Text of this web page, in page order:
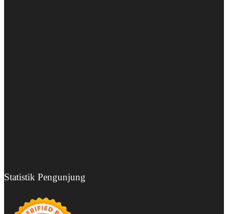
Statistik Pengunjung